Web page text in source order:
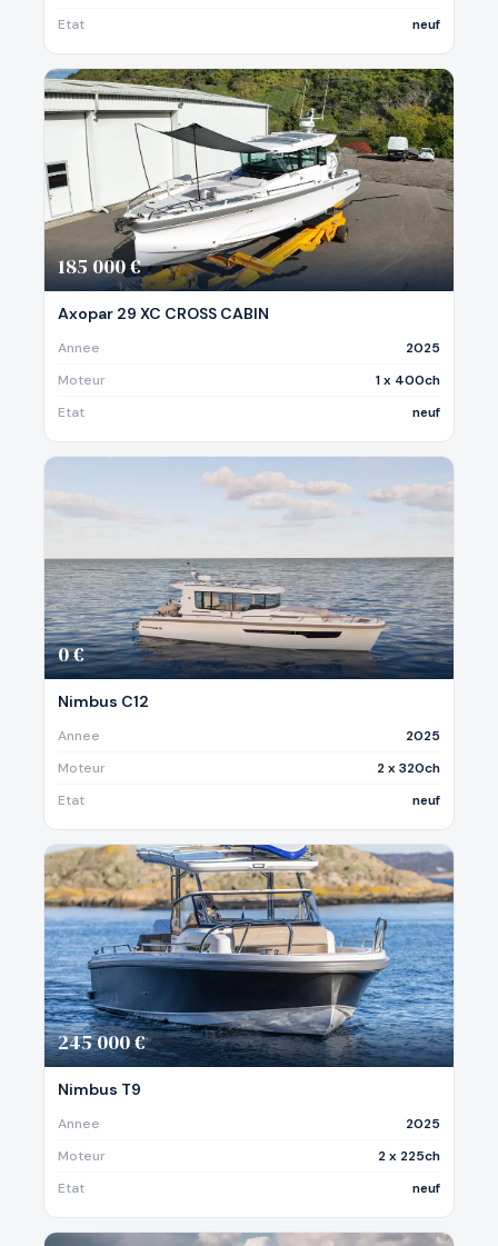
Etat
neuf
185 000 €
Axopar 29 XC CROSS CABIN
Annee
2025
Moteur
1 x 400ch
Etat
neuf
0 €
Nimbus C12
Annee
2025
Moteur
2 x 320ch
Etat
neuf
245 000 €
Nimbus T9
Annee
2025
Moteur
2 x 225ch
Etat
neuf